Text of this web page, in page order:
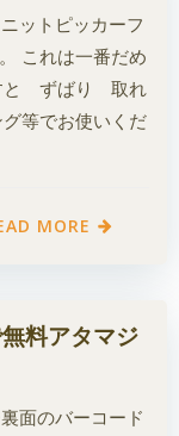
ットピッカーフ
これは一番だめ
と ずばり 取れ
等でお使いくだ
MORE
料アタマジ
面のバーコード